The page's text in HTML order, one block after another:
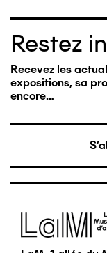
Restez
Recevez les
expositions, sa
encore…
Image